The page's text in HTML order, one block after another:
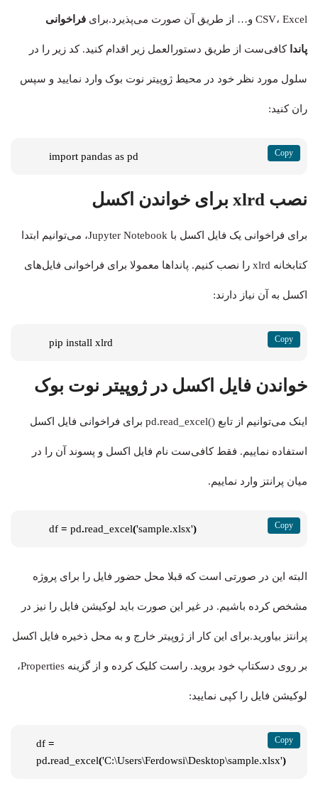
CSV، Excel و… از طریق آن صورت می‌پذیرد.برای فراخوانی
پاندا کافی‌ست از طریق دستورالعمل زیر اقدام کنید. کد زیر را در
سلول مورد نظر خود در محیط ژوپیتر نوت بوک وارد نمایید و سپس
ران کنید:
import pandas as pd
نصب xlrd برای خواندن اکسل
برای فراخوانی یک فایل اکسل با Jupyter Notebook، می‌توانیم ابتدا
کتابخانه xlrd را نصب کنیم. پانداها معمولا برای فراخوانی فایل‌های
اکسل به آن نیاز دارند:
pip install xlrd
خواندن فایل اکسل در ژوپیتر نوت بوک
اینک می‌توانیم از تابع ()pd.read_excel برای فراخوانی فایل اکسل
استفاده نماییم. فقط کافی‌ست نام فایل اکسل و پسوند آن را در
میان پرانتز وارد نماییم.
df = pd.read_excel('sample.xlsx')
البته این در صورتی است که قبلا محل حضور فایل را برای پروژه
مشخص کرده باشیم. در غیر این صورت باید لوکیشن فایل را نیز در
پرانتز بیاورید.برای این کار از ژوپیتر خارج و به محل ذخیره فایل اکسل
بر روی دسکتاپ خود بروید. راست کلیک کرده و از گزینه Properties،
لوکیشن فایل را کپی نمایید:
df =
pd.read_excel('C:\Users\Ferdowsi\Desktop\sample.xlsx')